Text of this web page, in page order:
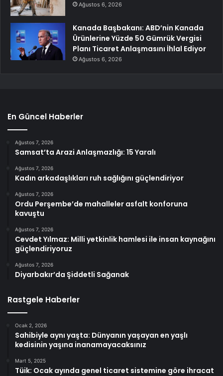
Ağustos 6, 2026
Kanada Başbakanı: ABD’nin Kanada
Ürünlerine Yüzde 50 Gümrük Vergisi
Planı Ticaret Anlaşmasını İhlal Ediyor
Ağustos 6, 2026
En Güncel Haberler
Ağustos 7, 2026
Samsat’ta Arazi Anlaşmazlığı: 15 Yaralı
Ağustos 7, 2026
Kadın arkadaşlıkları ruh sağlığını güçlendiriyor
Ağustos 7, 2026
Ordu Perşembe’de mahalleler asfalt konforuna
kavuştu
Ağustos 7, 2026
Cevdet Yılmaz: Milli yetkinlik hamlesi ile insan kaynağını
güçlendiriyoruz
Ağustos 7, 2026
Diyarbakır’da Şiddetli Sağanak
Rastgele Haberler
Ocak 2, 2026
Sahibiyle aynı yaşta: Dünyanın yaşayan en yaşlı
kedisinin yaşına inanamayacaksınız
Mart 5, 2025
Tüik: Ocak ayında genel ticaret sistemine göre ihracat